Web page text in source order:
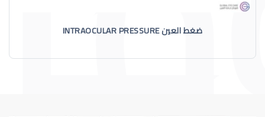
ضغط العين INTRAOCULAR PRESSURE